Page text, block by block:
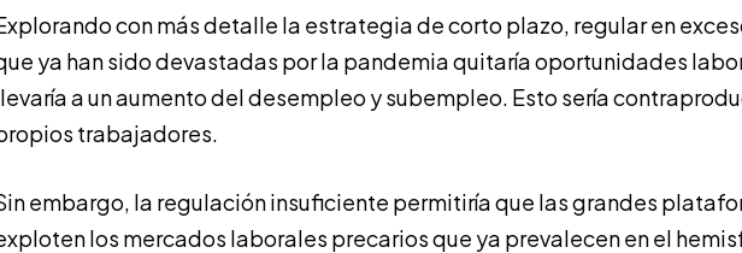
con más detalle la estrategia de corto plazo, regular en
ya han sido devastadas por la pandemia quitaría oportunidades
a un aumento del desempleo y subempleo. Esto sería
trabajadores.
embargo, la regulación insuficiente permitiría que las grandes
los mercados laborales precarios que ya prevalecen en el